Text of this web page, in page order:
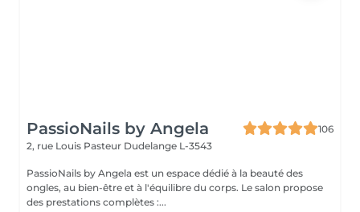
PassioNails by Angela
106
2, rue Louis Pasteur Dudelange L-3543
PassioNails by Angela est un espace dédié à la beauté des
ongles, au bien-être et à l'équilibre du corps. Le salon propose
des prestations complètes :...